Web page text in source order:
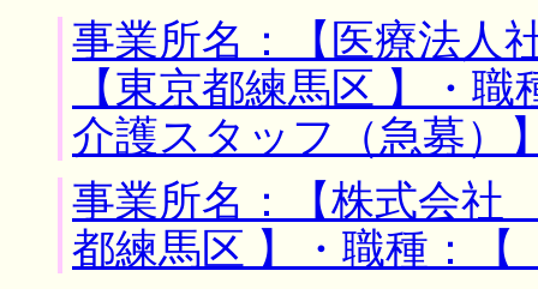
事業所名：【医療法人
【東京都練馬区 】・
介護スタッフ（急募）
事業所名：【株式会
都練馬区 】・職種：【